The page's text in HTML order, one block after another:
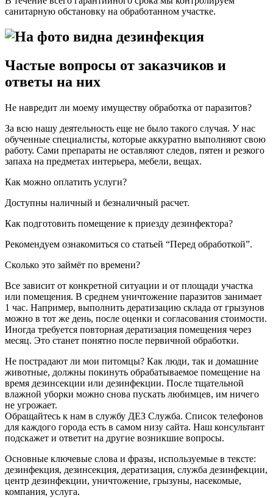
санитарную обстановку на обработанном участке.
Частые вопросы от заказчиков и
ответы на них
Не навредит ли моему имуществу обработка от паразитов?
За всю нашу деятельность еще не было такого случая. У нас
обученные специалисты, которые аккуратно выполняют свою
работу. Сами препараты не оставляют следов, пятен и резкого
запаха на предметах интерьера, мебели, вещах.
Как можно оплатить услуги?
Доступны наличный и безналичный расчет.
Как подготовить помещение к приезду дезинфектора?
Рекомендуем ознакомиться со статьей “Перед обработкой”.
Сколько это займёт по времени?
Все зависит от конкретной ситуации и от площади участка
или помещения. В среднем уничтожение паразитов занимает
1 час. Например, выполнить дератизацию склада от грызунов
можно в тот же день, после оценки и согласования стоимости.
Иногда требуется повторная дератизация помещения через
месяц. Это станет понятно после первичной обработки.
Не пострадают ли мои питомцы? Как люди, так и домашние
животные, должны покинуть обрабатываемое помещение на
время дезинсекции или дезинфекции. После тщательной
влажной уборки можно снова пускать любимцев, им ничего
не угрожает.
Обращайтесь к нам в службу ДЕЗ Служба. Список телефонов
для каждого города есть в самом низу сайта. Наш консультант
подскажет и ответит на другие возникшие вопросы.
Основные ключевые слова и фразы, используемые в тексте:
дезинфекция, дезинсекция, дератизация, служба дезинфекции,
центр дезинфекции, уничтожение, грызуны, насекомые,
компания, услуга.